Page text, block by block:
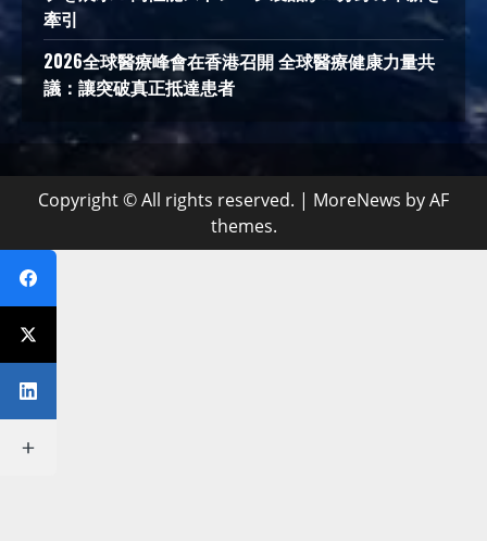
牽引
2026全球醫療峰會在香港召開 全球醫療健康力量共
議：讓突破真正抵達患者
Copyright © All rights reserved. | MoreNews by AF
themes.